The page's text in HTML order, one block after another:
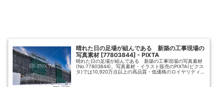
晴れた日の足場が組んである 新築の工事現場の
写真素材 [77803844] - PIXTA
晴れた日の足場が組んである 新築の工事現場の写真素材
(No.77803844)。写真素材・イラスト販売のPIXTA(ピクス
タ)では10,920万点以上の高品質・低価格のロイヤリティ